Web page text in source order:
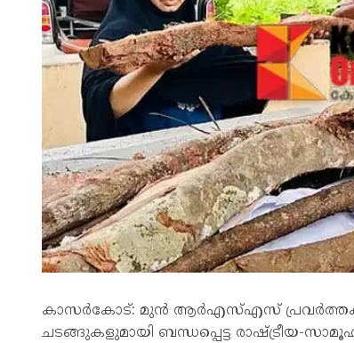
കാസർകോട്: മുൻ ആർഎസ്എസ്
ചടങ്ങുകളുമായി ബന്ധപ്പെട്ട രാഷ്ട്രീയ-